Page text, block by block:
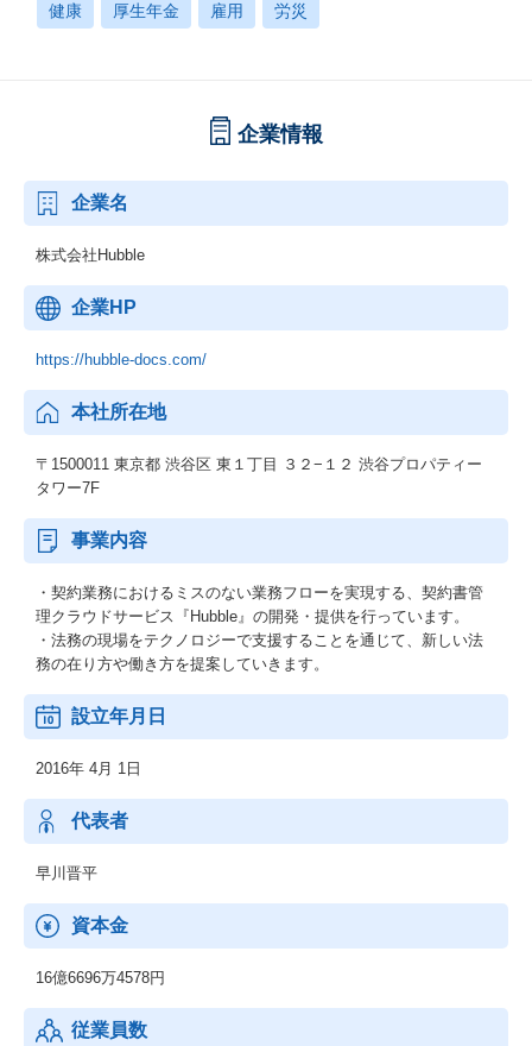
健康 厚生年金 雇用 労災
企業情報
企業名
株式会社Hubble
企業HP
https://hubble-docs.com/
本社所在地
〒1500011 東京都 渋谷区 東１丁目 ３２−１２ 渋谷プロパティー
タワー7F
事業内容
・契約業務におけるミスのない業務フローを実現する、契約書管
理クラウドサービス『Hubble』の開発・提供を行っています。
・法務の現場をテクノロジーで支援することを通じて、新しい法
務の在り方や働き方を提案していきます。
設立年月日
2016年 4月 1日
代表者
早川晋平
資本金
16億6696万4578円
従業員数